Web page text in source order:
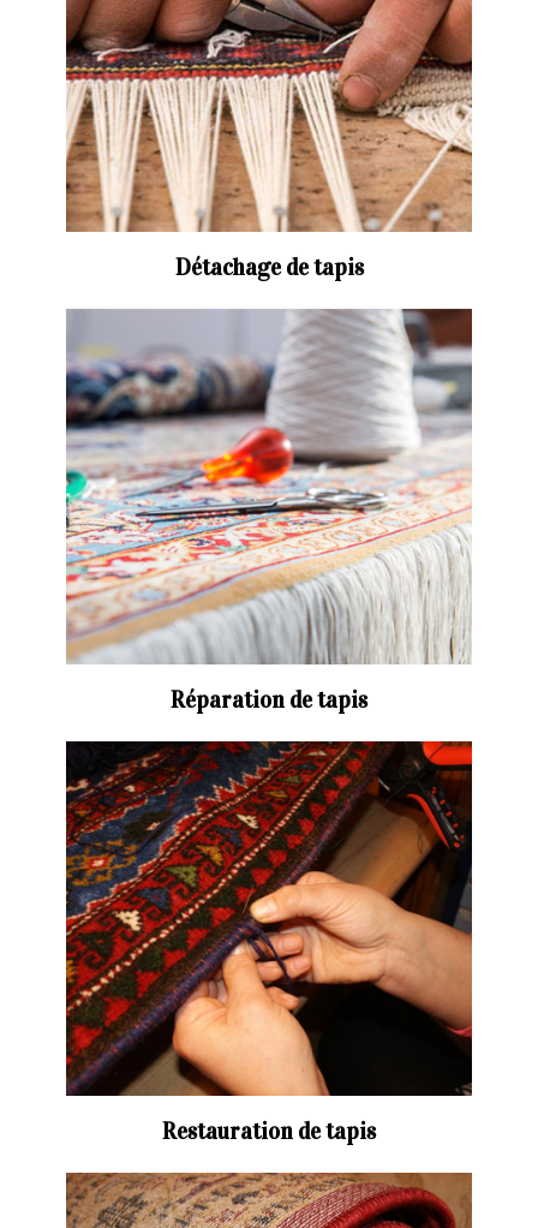
Détachage de tapis
Réparation de tapis
Restauration de tapis